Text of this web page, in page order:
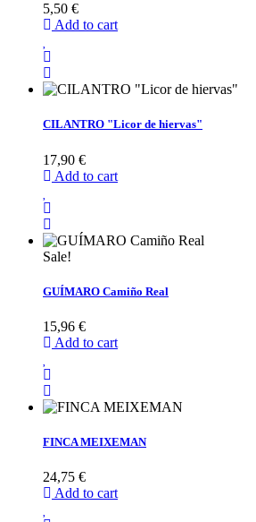
5,50 €
Add to cart
CILANTRO "Licor de hiervas"
17,90 €
Add to cart
Sale!
GUÍMARO Camiño Real
15,96 €
Add to cart
FINCA MEIXEMAN
24,75 €
Add to cart